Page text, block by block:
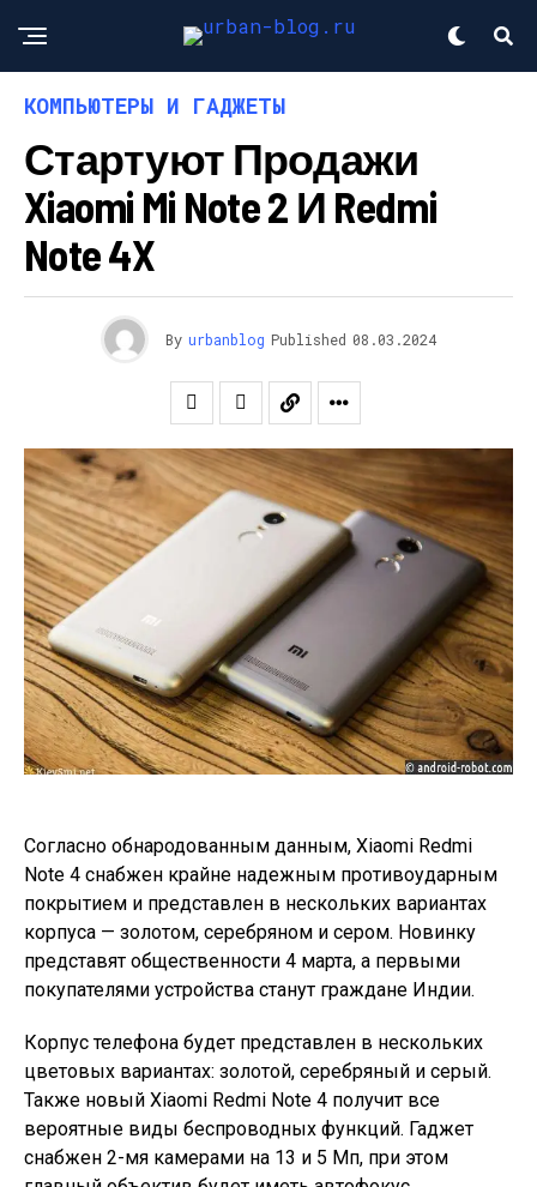
КОМПЬЮТЕРЫ И ГАДЖЕТЫ
Стартуют Продажи
Xiaomi Mi Note 2 И Redmi
Note 4X
By urbanblog Published 08.03.2024
Согласно обнародованным данным, Xiaomi Redmi
Note 4 снабжен крайне надежным противоударным
покрытием и представлен в нескольких вариантах
корпуса — золотом, серебряном и сером. Новинку
представят общественности 4 марта, а первыми
покупателями устройства станут граждане Индии.
Корпус телефона будет представлен в нескольких
цветовых вариантах: золотой, серебряный и серый.
Также новый Xiaomi Redmi Note 4 получит все
вероятные виды беспроводных функций. Гаджет
снабжен 2-мя камерами на 13 и 5 Мп, при этом